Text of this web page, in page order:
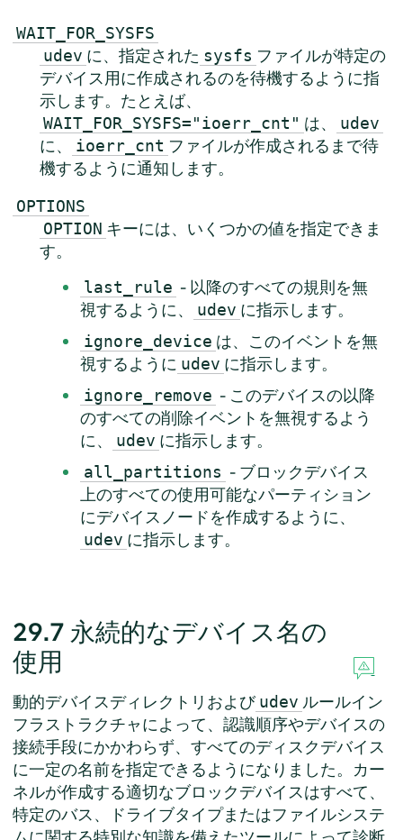
WAIT_FOR_SYSFS
udev に、指定された sysfs ファイルが特定の
デバイス用に作成されるのを待機するように指
示します。たとえば、
WAIT_FOR_SYSFS="ioerr_cnt" は、 udev
に、 ioerr_cnt ファイルが作成されるまで待
機するように通知します。
OPTIONS
OPTION キーには、いくつかの値を指定できま
す。
last_rule - 以降のすべての規則を無
視するように、
udev に指示します。
ignore_device は、このイベントを無
視するように udev に指示します。
ignore_remove - このデバイスの以降
のすべての削除イベントを無視するよう
に、
udev に指示します。
all_partitions - ブロックデバイス
上のすべての使用可能なパーティション
にデバイスノードを作成するように、
udev に指示します。
29.7 永続的なデバイス名の
使用
動的デバイスディレクトリおよび udev ルールイン
フラストラクチャによって、認識順序やデバイスの
接続手段にかかわらず、すべてのディスクデバイス
に一定の名前を指定できるようになりました。カー
ネルが作成する適切なブロックデバイスはすべて、
特定のバス、ドライブタイプまたはファイルシステ